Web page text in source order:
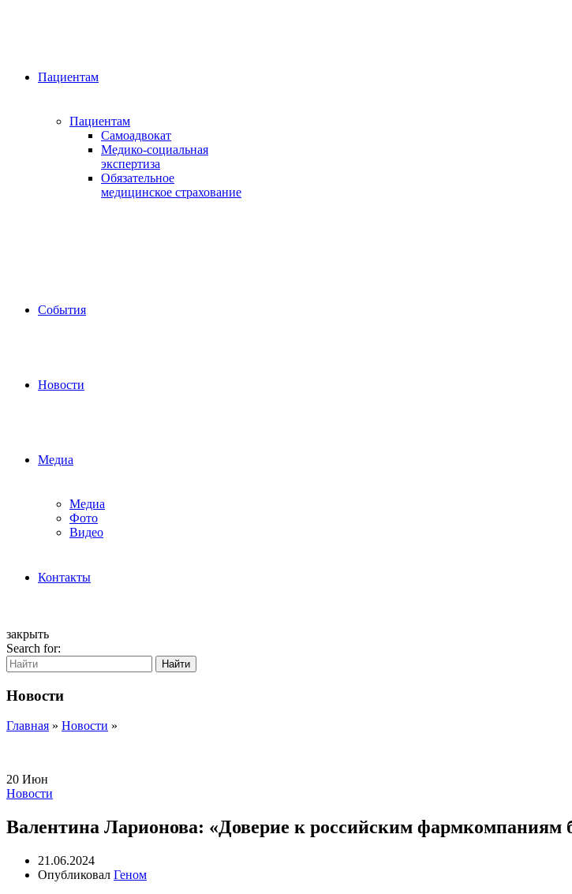
Пациентам
Пациентам
Самоадвокат
Медико-социальная
экспертиза
Обязательное
медицинское страхование
События
Новости
Медиа
Медиа
Фото
Видео
Контакты
закрыть
Search for:
Найти
Новости
Главная » Новости »
20 Июн
Новости
Валентина Ларионова: «Доверие к российским фармкомпаниям
21.06.2024
Опубликовал Геном